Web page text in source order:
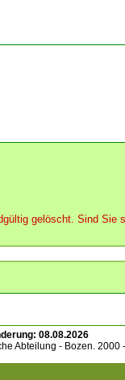
gelöscht. Sind Sie
08.08.2026
Abteilung - Bozen. 2000